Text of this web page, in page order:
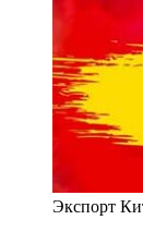
Экспорт